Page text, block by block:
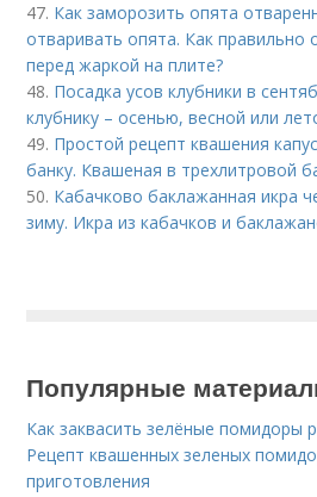
47. Как заморозить опята
отваривать опята. Как правильно
перед жаркой на плите?
48. Посадка усов клубники в
клубнику – осенью, весной или
49. Простой рецепт квашения
банку. Квашеная в трехлитровой
50. Кабачково баклажанная икра
зиму. Икра из кабачков и
Популярные
Как заквасить зелёные помидоры
Рецепт квашенных зеленых
приготовления